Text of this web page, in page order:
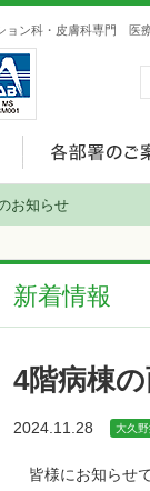
ョン科・皮膚科専門 医
お知らせ
新着情報
4階病棟
2024.11.28 大久
皆様にお知らせ